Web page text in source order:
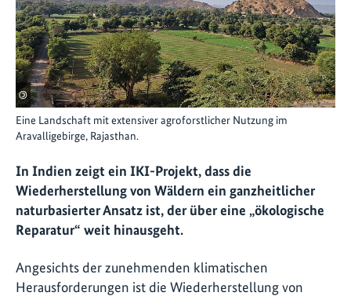
©
Eine Landschaft mit extensiver agroforstlicher Nutzung im
Aravalligebirge, Rajasthan.
In Indien zeigt ein IKI-Projekt, dass die
Wiederherstellung von Wäldern ein ganzheitlicher
naturbasierter Ansatz ist, der über eine „ökologische
Reparatur“ weit hinausgeht.
Angesichts der zunehmenden klimatischen
Herausforderungen ist die Wiederherstellung von